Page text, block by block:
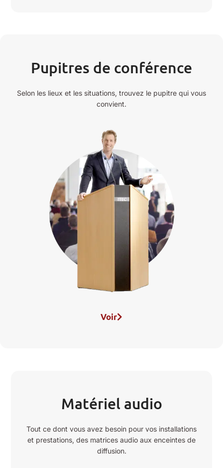
Pupitres de conférence
Selon les lieux et les situations, trouvez le pupitre qui vous
convient.
Voir
Matériel audio
Tout ce dont vous avez besoin pour vos installations
et prestations, des matrices audio aux enceintes de
diffusion.